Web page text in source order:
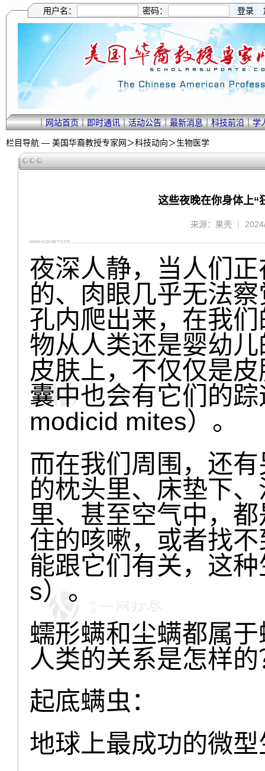
用户名： 密码：
｜网站首页｜即时通讯｜活动公告｜最新消息｜科技前沿｜学
栏目导航 — 美国华裔教授专家网＞科技动向＞生物医学
这些夜晚在你身体上“
来源：果壳 ｜
夜深人静，当人们
的、肉眼几乎无法
孔内爬出来，在我
物从人类还是婴幼
皮肤上，不仅仅是
囊中也会有它们的
modicid mites）。
而在我们周围，还
的枕头里、床垫下
里、甚至空气中，
住的咳嗽，或者找
能跟它们有关，这
s）。
蠕形螨和尘螨都属
人类的关系是怎样
起底螨虫：
地球上最成功的微